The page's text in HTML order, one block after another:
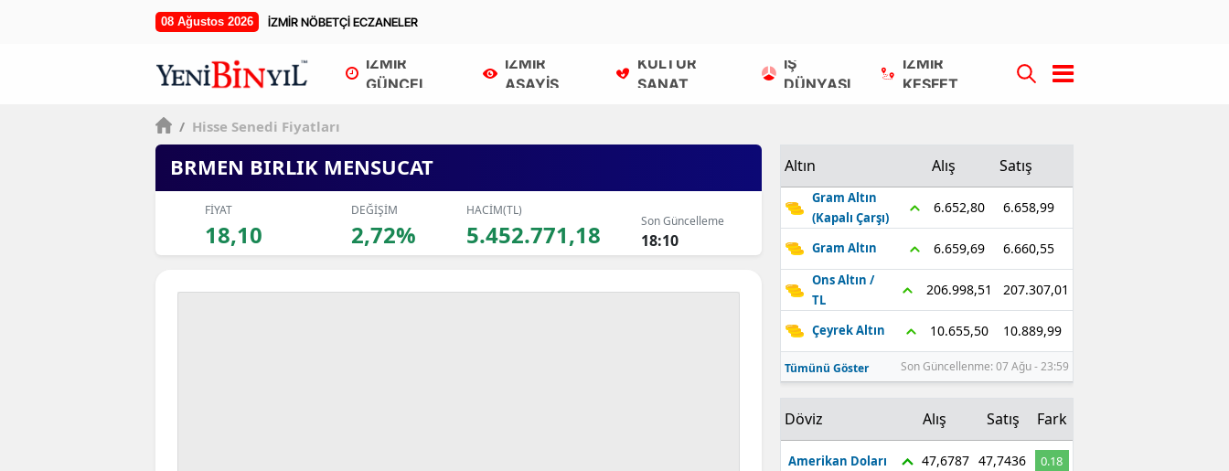
08 Ağustos 2026 İZMİR NÖBETÇİ ECZANELER
İZMİR
GÜNCEL
İZMİR
ASAYİŞ
KÜLTÜR
SANAT
İŞ
DÜNYASI
İZMİR
KEŞFET
/ Hisse Senedi Fiyatları
BRMEN BIRLIK MENSUCAT
FİYAT
18,10
DEĞİŞİM
2,72%
HACİM(TL)
5.452.771,18 Son Güncelleme
18:10
Altın Alış Satış
Gram Altın
(Kapalı Çarşı)
6.652,80 6.658,99
Gram Altın 6.659,69 6.660,55
Ons Altın /
TL
206.998,51 207.307,01
Çeyrek Altın 10.655,50 10.889,99
Tümünü Göster Son Güncellenme: 07 Ağu - 23:59
Döviz Alış Satış Fark
Amerikan Doları 47,6787 47,7436 0.18